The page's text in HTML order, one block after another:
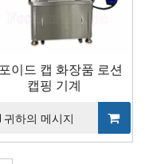
이드 캡 화장품 로션
캡핑 기계
귀하의 메시지